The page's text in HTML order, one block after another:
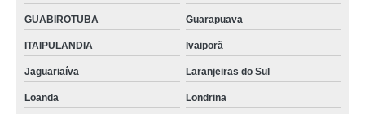
GUABIROTUBA Guarapuava
ITAIPULANDIA Ivaiporã
Jaguariaíva Laranjeiras do Sul
Loanda Londrina